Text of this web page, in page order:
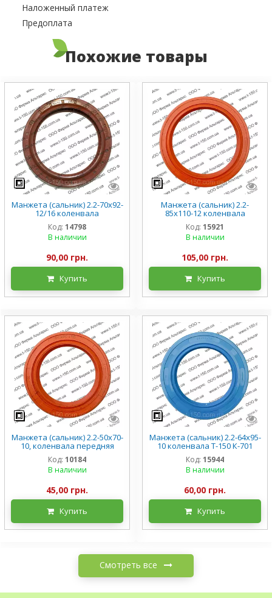
Наложенный платеж
Предоплата
Похожие товары
Манжета (сальник) 2.2-70х92-
12/16 коленвала
силикон
Код: 14798
В наличии
90,00 грн.
Купить
Манжета (сальник) 2.2-
85х110-12 коленвала
Код: 15921
В наличии
105,00 грн.
Купить
Манжета (сальник) 2.2-50х70-
10, коленвала передняя
МТЗ-80/82/892, Т-16/21/40,
240-1002055, силикон
Код: 10184
В наличии
45,00 грн.
Купить
Манжета (сальник) 2.2-64х95-
10 коленвала Т-150 К-701
ЯМЗ-236/238/240, 201-
1005034, силикон
Код: 15944
В наличии
60,00 грн.
Купить
Смотреть все